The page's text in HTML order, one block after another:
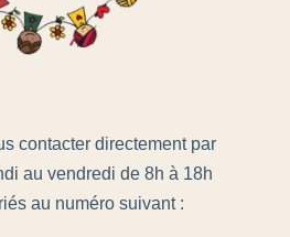
contacter directement par
au vendredi de 8h à 18h
au numéro suivant :